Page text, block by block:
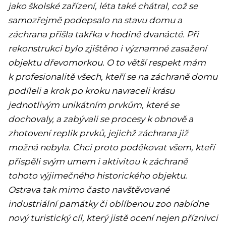
jako školské zařízení, léta také chátral, což se
samozřejmě podepsalo na stavu domu a
záchrana přišla takřka v hodině dvanácté. Při
rekonstrukci bylo zjištěno i významné zasažení
objektu dřevomorkou. O to větší respekt mám
k profesionalitě všech, kteří se na záchraně domu
podíleli a krok po kroku navraceli krásu
jednotlivým unikátním prvkům, které se
dochovaly, a zabývali se procesy k obnově a
zhotovení replik prvků, jejichž záchrana již
možná nebyla. Chci proto poděkovat všem, kteří
přispěli svým umem i aktivitou k záchraně
tohoto výjimečného historického objektu.
Ostrava tak mimo často navštěvované
industriální památky či oblíbenou zoo nabídne
nový turistický cíl, který jistě ocení nejen příznivci